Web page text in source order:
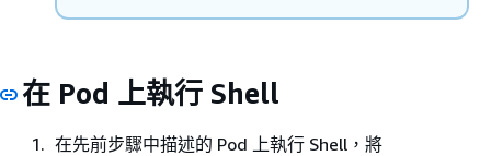
在 Pod 上執行 Shell
在先前步驟中描述的 Pod 上執行 Shell，將